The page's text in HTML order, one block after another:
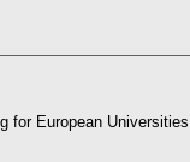
for European